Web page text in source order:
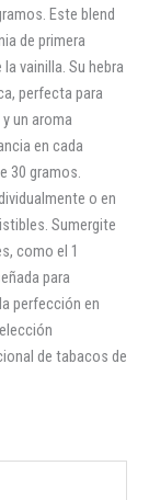
Este blend
de primera
vainilla. Su hebra
perfecta para
un aroma
en cada
30 gramos.
o en
Sumergite
como el 1
para
perfección en
de tabacos de